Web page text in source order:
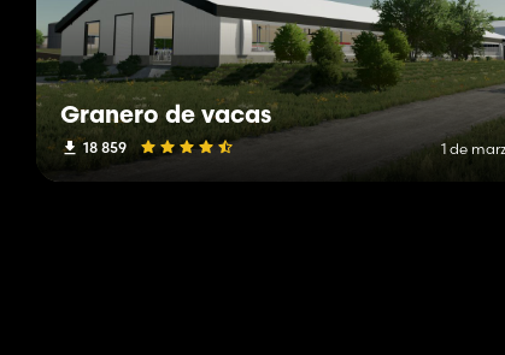
Granero de vacas
18 859 1 de